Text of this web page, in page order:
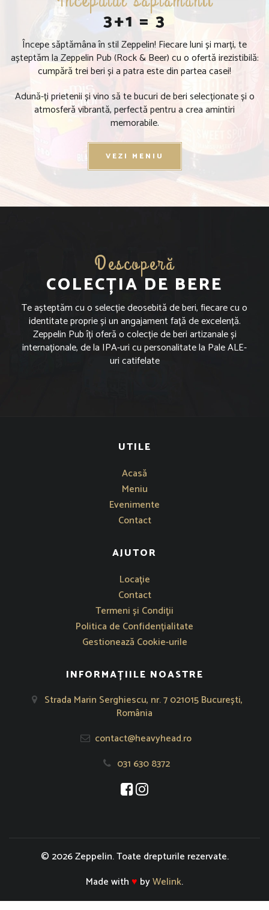
3+1 = 3
Începe săptămâna în stil Zeppelin! Fiecare luni și marți, te
așteptăm la Zeppelin Pub (Rock & Beer) cu o ofertă irezistibilă:
cumpără trei beri și a patra este din partea casei!
Adună-ți prietenii și vino să te bucuri de beri selecționate și o
atmosferă vibrantă, perfectă pentru a crea amintiri
memorabile.
VEZI MENIU
Descoperă
COLECȚIA DE BERE
Te așteptăm cu o selecție deosebită de beri, fiecare cu o
identitate proprie și un angajament față de excelență.
Zeppelin Pub îți oferă o colecție de beri artizanale și
internaționale, de la IPA-uri cu personalitate la Pale ALE-
uri catifelate
UTILE
Acasă
Meniu
Evenimente
Contact
AJUTOR
Se deschide într-o fereastră nouă
Locație
Contact
Termeni și Condiţii
Politica de Confidențialitate
Gestionează Cookie-urile
INFORMAȚIILE NOASTRE
Strada Marin Serghiescu, nr. 7 021015 București,
România
contact@heavyhead.ro
031 630 8372
Se deschide într-o fereastră nouă
Se deschide într-o fereastră
© 2026 Zeppelin. Toate drepturile rezervate.
Made with♥ byWelink.